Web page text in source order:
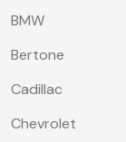
BMW
Bertone
Cadillac
Chevrolet